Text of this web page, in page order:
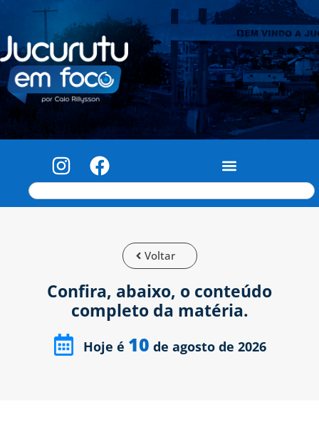
Voltar
Confira, abaixo, o conteúdo
completo da matéria.
Hoje é 10 de agosto de 2026